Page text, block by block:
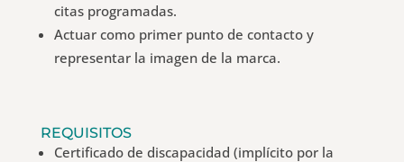
citas programadas.
Actuar como primer punto de contacto y
representar la imagen de la marca.
REQUISITOS
Certificado de discapacidad (implícito por la